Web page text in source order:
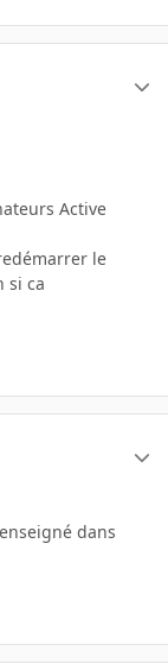
Active
le
si ca
dans